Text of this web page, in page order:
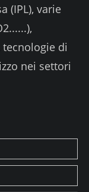
(IPL), varie
tecnologie di
nei settori